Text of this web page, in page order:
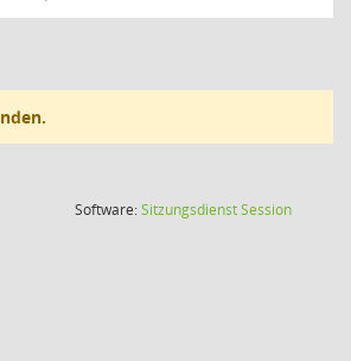
Software:SitzungsdienstSession(Wird in